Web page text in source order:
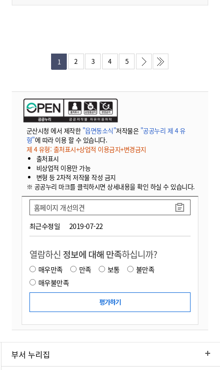
1 2 3 4 5
군산시청 에서 제작한 "읍면동소식"저작물은 "공공누리 제 4 유
형"에 따라 이용 할 수 있습니다.
제 4 유형: 출처표시+상업적 이용금지+변경금지
출처표시
비상업적 이용만 가능
변형 등 2차적 저작물 작성 금지
※ 공공누리 마크를 클릭하시면 상세내용을 확인 하실 수 있습니다.
최근수정일 2019-07-22
홈페이지 개선의견
열람하신 정보에 대해 만족하십니까?
매우만족 만족 보통
불만족
매우불만족
부서 누리집